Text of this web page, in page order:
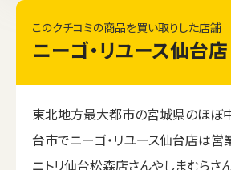
このクチコミの商品を買い取りした店舗
ニーゴ・リユース仙台店
東北地方最大都市の宮城県のほぼ
台市でニーゴ・リユース仙台店は営
ニトリ仙台松森店さんやしまむらさ